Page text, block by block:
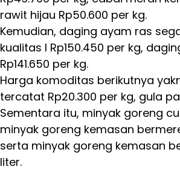
rawit hijau Rp50.600 per kg.
Kemudian, daging ayam ras
kualitas I Rp150.450 per kg,
Rp141.650 per kg.
Harga komoditas berikutnya
tercatat Rp20.300 per kg, gula
Sementara itu, minyak goreng
minyak goreng kemasan
serta minyak goreng kemasan
liter.